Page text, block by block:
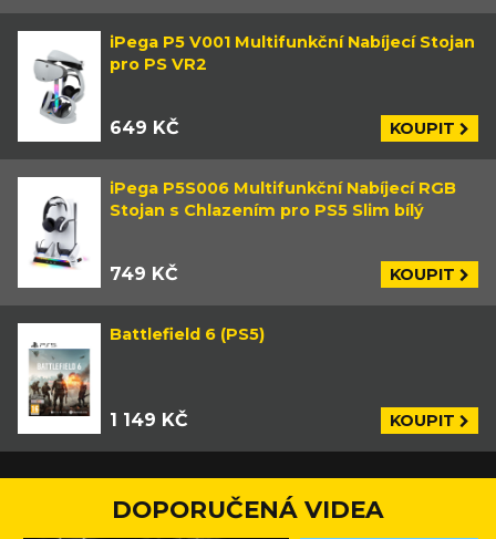
iPega P5 V001 Multifunkční Nabíjecí Stojan
pro PS VR2
649 KČ KOUPIT
iPega P5S006 Multifunkční Nabíjecí RGB
Stojan s Chlazením pro PS5 Slim bílý
749 KČ KOUPIT
Battlefield 6 (PS5)
1 149 KČ KOUPIT
DOPORUČENÁ VIDEA